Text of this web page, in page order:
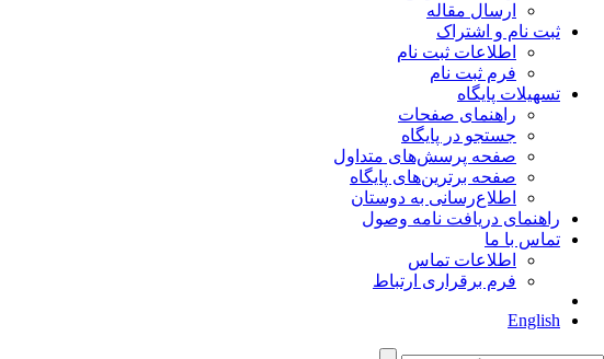
ارسال مقاله
ثبت نام و اشتراک
اطلاعات ثبت نام
فرم ثبت نام
تسهیلات پایگاه
راهنمای صفحات
جستجو در پایگاه
صفحه پرسش‌های متداول
صفحه برترین‌های پایگاه
اطلاع‌رسانی به دوستان
راهنمای دریافت نامه وصول
تماس با ما
اطلاعات تماس
فرم برقراری ارتباط
English